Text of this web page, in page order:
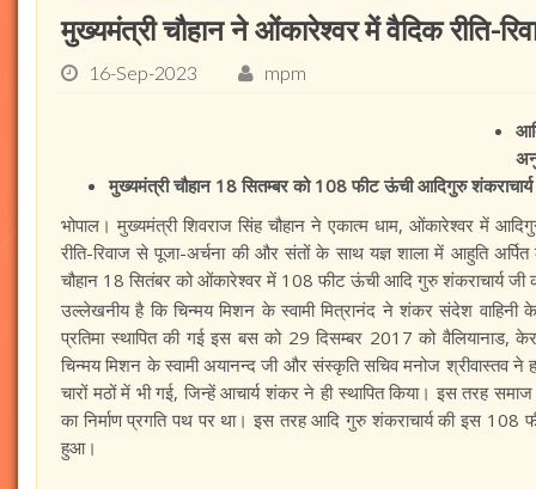
मुख्यमंत्री चौहान ने ओंकारेश्वर में वैदिक रीति-
16-Sep-2023 mpm
मुख्यमंत्री चौहान 18 सितम्बर को 108 फीट ऊंची आदिगुरु
भोपाल। मुख्यमंत्री शिवराज सिंह चौहान ने एकात्म धाम, ओंकारेश्वर में
रीति-रिवाज से पूजा-अर्चना की और संतों के साथ यज्ञ शाला में आहुति
चौहान 18 सितंबर को ओंकारेश्वर में 108 फीट ऊंची आदि गुरु शंकराचार्य जी
उल्लेखनीय है कि चिन्मय मिशन के स्वामी मित्रानंद ने शंकर संदेश
प्रतिमा स्थापित की गई इस बस को 29 दिसम्बर 2017 को वैलियानाड,
चिन्मय मिशन के स्वामी अयानन्द जी और संस्कृति सचिव मनोज श्रीवास्तव ने
चारों मठों में भी गई, जिन्हें आचार्य शंकर ने ही स्थापित किया। इस तरह
का निर्माण प्रगति पथ पर था। इस तरह आदि गुरु शंकराचार्य की इस 108
हुआ।